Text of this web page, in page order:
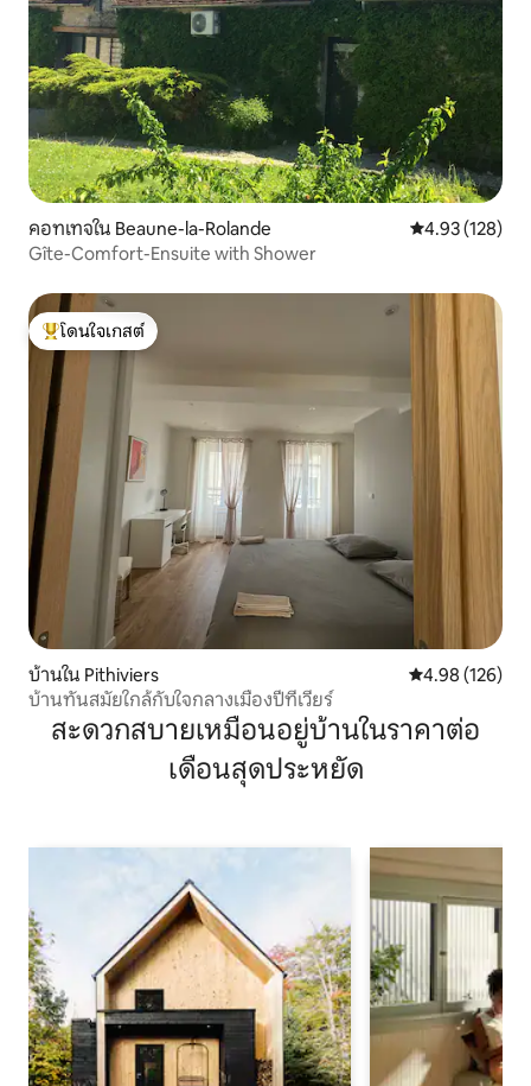
คอทเทจใน Beaune-la-Rolande คะแนนเฉลี่ย
4.93 (128)
Gîte-Comfort-Ensuite with Shower
โดนใจเกสต์ที่สุด
โดนใจเกสต์
บ้านใน Pithiviers คะแนนเฉลี่ย
4.98 (126)
บ้านทันสมัยใกล้กับใจกลางเมืองปีทีเวียร์
สะดวกสบายเหมือนอยู่บ้านในราคาต่อ
เดือนสุดประหยัด